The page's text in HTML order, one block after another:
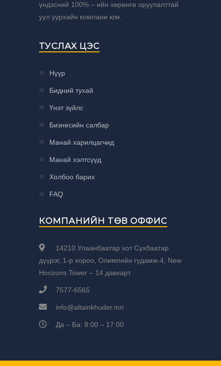
үндэсний 100% – ийн хөрөнгө оруулалттай
уул уурхайн компани юм.
ТУСЛАХ ЦЭС
Нүүр
Бидний тухай
Үнэт зүйлс
Бизнесийн салбар
Манай харилцагчид
Манай хэлтсүүд
Холбоо барих
FAQ
КОМПАНИЙН ТӨВ ОФФИС
14210 Улаанбаатар хот Сүхбаатар
дүүрэг, 1-р хороо, Олимпийн гудамж-4, New
Horizons Tower – 14 давхарт
7577-6565
info@altainkhuder.mn
Да – Ба: 8:00 – 17:00